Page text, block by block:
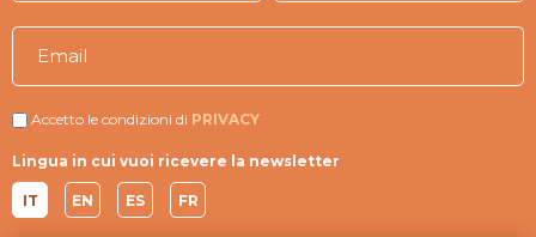
Accetto le condizioni di PRIVACY
Lingua in cui vuoi ricevere la newsletter
IT EN ES FR